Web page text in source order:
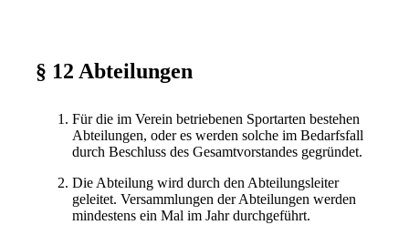
§ 12 Abteilungen
Für die im Verein betriebenen Sportarten bestehen
Abteilungen, oder es werden solche im Bedarfsfall
durch Beschluss des Gesamtvorstandes gegründet.
Die Abteilung wird durch den Abteilungsleiter
geleitet. Versammlungen der Abteilungen werden
mindestens ein Mal im Jahr durchgeführt.